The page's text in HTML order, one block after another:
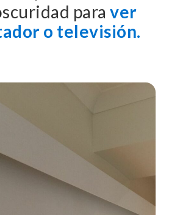
paraver
o televisión.